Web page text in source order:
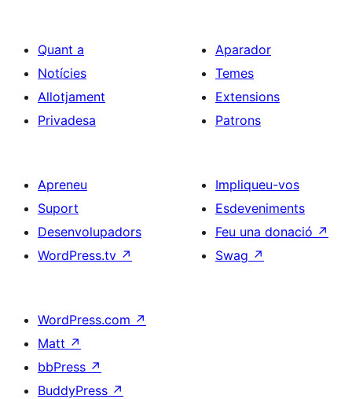
Quant a
Notícies
Allotjament
Privadesa
Aparador
Temes
Extensions
Patrons
Apreneu
Suport
Desenvolupadors
WordPress.tv ↗
Impliqueu-vos
Esdeveniments
Feu una donació ↗
Swag ↗
WordPress.com ↗
Matt ↗
bbPress ↗
BuddyPress ↗